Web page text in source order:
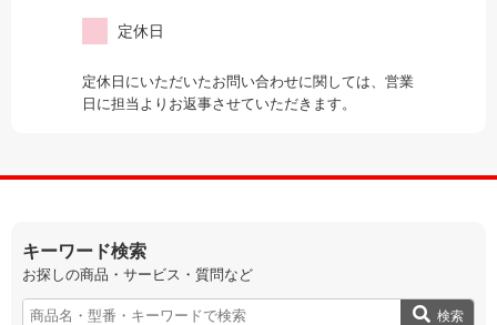
定休日
定休日にいただいたお問い合わせに関しては、営業
日に担当よりお返事させていただきます。
キーワード検索
お探しの商品・サービス・質問など
検索